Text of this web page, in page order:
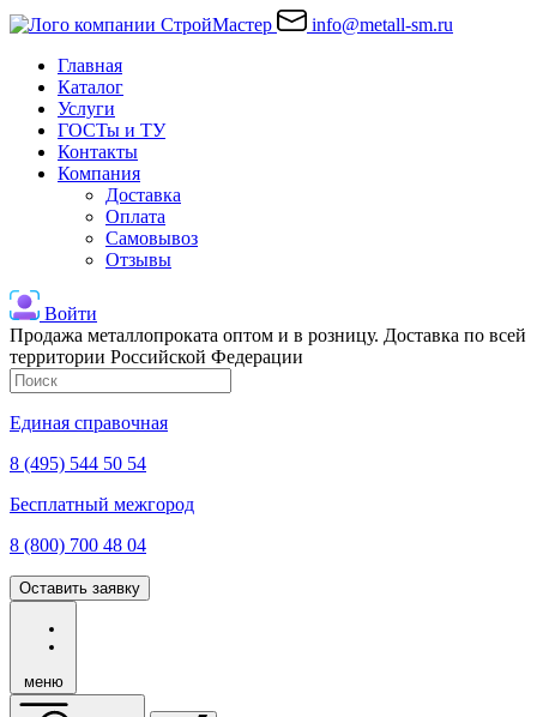
info@metall-sm.ru
Главная
Каталог
Услуги
ГОСТы и ТУ
Контакты
Компания
Доставка
Оплата
Самовывоз
Отзывы
Войти
Продажа металлопроката оптом и в розницу. Доставка по всей
территории Российской Федерации
Единая справочная
8 (495) 544 50 54
Бесплатный межгород
8 (800) 700 48 04
Оставить заявку
меню